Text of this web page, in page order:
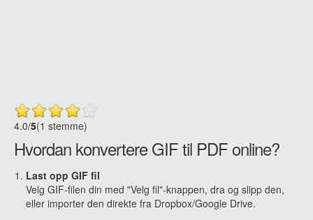
4.0/5(1 stemme)
Hvordan konvertere GIF til PDF online?
Last opp GIF fil
Velg GIF-filen din med "Velg fil"-knappen, dra og slipp den,
eller importer den direkte fra Dropbox/Google Drive.